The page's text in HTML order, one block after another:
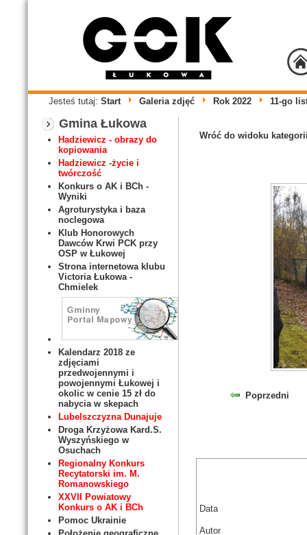
Jesteś tutaj: Start Galeria zdjęć Rok 2022 11-go
Gmina Łukowa
Hadziewicz - obrazy do
kopiowania
Hadziewicz -życie i
twórczość
Konkurs o AK i BCh -
Wyniki
Agroturystyka i baza
noclegowa
Klub Honorowych
Dawców Krwi PCK przy
OSP w Łukowej
Strona internetowa klubu
Victoria Łukowa -
Chmielek
Kalendarz 2018 ze
zdjęciami
przedwojennymi i
powojennymi Łukowej i
okolic w cenie 15 zł do
nabycia w skepach
Lubelszczyzna Dunajuje
Droga Krzyżowa Kard.S.
Wyszyńskiego w
Osuchach
Regionalny Konkurs
Recytatorski im. M.
Romanowskiego
XXVII Powiatowy
Konkurs o AK i BCh
Pomoc Ukrainie
Wróć do widoku
Poprzedni
Data
Autor